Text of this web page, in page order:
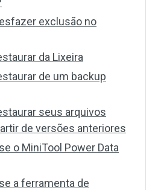
exclusão no
da Lixeira
de um backup
seus arquivos
de versões anteriores
o MiniTool Power Data
a ferramenta de